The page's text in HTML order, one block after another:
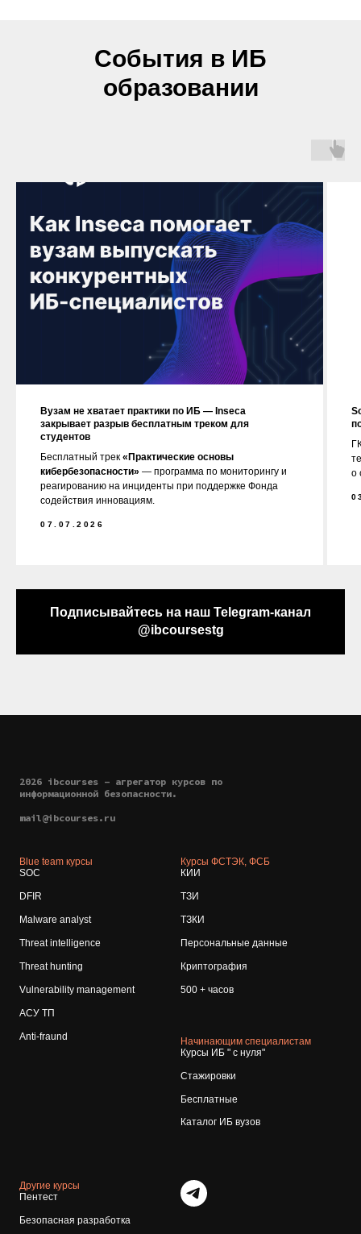
События в ИБ
образовании
Вузам не хватает практики по ИБ — Inseca
закрывает разрыв бесплатным треком для
студентов
Бесплатный трек «Практические основы
кибербезопасности» — программа по мониторингу и
реагированию на инциденты при поддержке Фонда
содействия инновациям.
07.07.2026
о
Подписывайтесь на наш Telegram-канал
@ibcoursestg
2026 ibcourses - агрегатор курсов по
информационной безопасности.
mail@ibcourses.ru
Blue team курсы
SOC
DFIR
Malware analyst
Threat intelligence
Threat hunting
Vulnerability management
АСУ ТП
Anti-fraund
Курсы ФСТЭК, ФСБ
КИИ
ТЗИ
ТЗКИ
Персональные данные
Криптография
500 + часов
Начинающим специалистам
Курсы ИБ " с нуля"
Стажировки
Бесплатные
Каталог ИБ вузов
Другие курсы
Пентест
Безопасная разработка